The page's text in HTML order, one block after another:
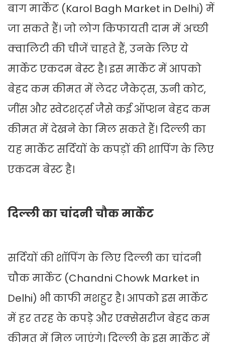
बाग मार्केट (Karol Bagh Market in Delhi) में
जा सकते हैं। जो लोग किफायती दाम में अच्छी
क्वालिटी की चीजें चाहते हैं, उनके लिए ये
मार्केट एकदम बेस्ट है। इस मार्केट में आपको
बेहद कम कीमत में लेदर जैकेट्स, ऊनी कोट,
जींस और स्वेटशर्ट्स जैसे कई ऑप्शन बेहद कम
कीमत में देखने केा मिल सकते हैं। दिल्ली का
यह मार्केट सर्दियों के कपड़ों की शापिंग के लिए
एकदम बेस्ट है।
दिल्ली का चांदनी चौक मार्केट
सर्दियों की शॉपिंग के लिए दिल्ली का चांदनी
चौक मार्केट (Chandni Chowk Market in
Delhi) भी काफी मशहुर है। आपको इस मार्केट
में हर तरह के कपड़े और एक्सेसरीज बेहद कम
कीमत में मिल जाएंगे। दिल्ली के इस मार्केट में